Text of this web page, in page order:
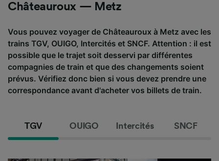
Châteauroux — Metz
Vous pouvez voyager de Châteauroux à Metz avec les
trains TGV, OUIGO, Intercités et SNCF. Attention : il est
possible que le trajet soit desservi par différentes
compagnies de train et que des changements soient
prévus. Vérifiez donc bien si vous devez prendre une
correspondance avant d'acheter vos billets de train.
TGV OUIGO Intercités SNCF